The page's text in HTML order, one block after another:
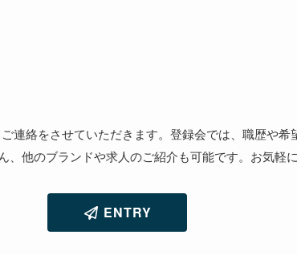
連絡をさせていただきます。登録会では、職歴や
他のブランドや求人のご紹介も可能です。お気軽
ENTRY